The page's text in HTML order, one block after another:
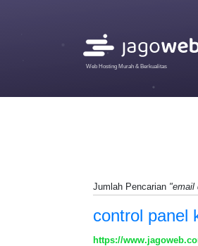
Web Hosting Murah & Berkualitas
Jumlah Pencarian "email
control panel
https://